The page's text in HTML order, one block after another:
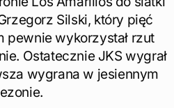
Silski, który pięć
pewnie wykorzystał rzut
Ostatecznie JKS wygrał
wygrana w jesiennym